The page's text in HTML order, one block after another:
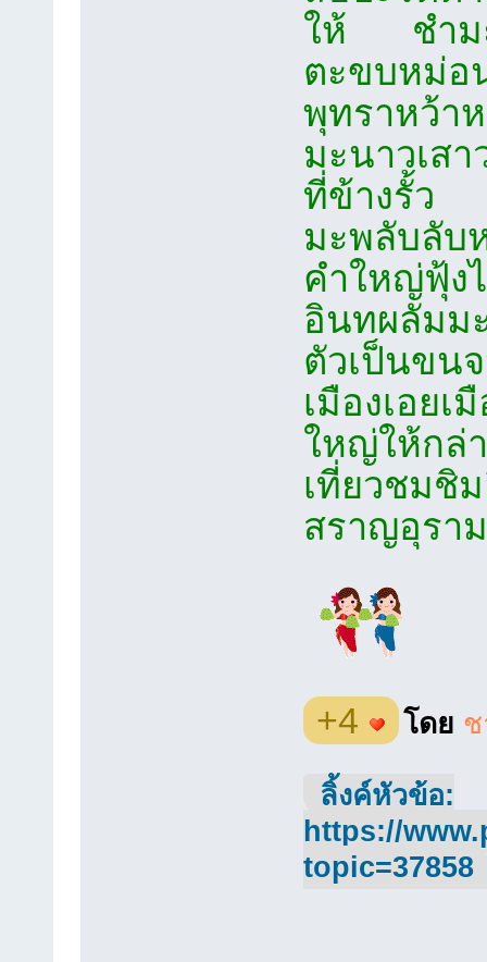
ให้ ชำมะ
ตะขบหม่
พุทราหว้า
มะนาวเ
ที่ข้างรั้ว
มะพลับลั
คำใหญ่ฟุ้ง
อินทผลัม
ตัวเป็นขน
เมืองเอย
ใหญ่ให้กล่
เที่ยวชม
สราญอุรา
+4 โดย
ลิ้งค์หัวข้อ:
https://
topic=37858